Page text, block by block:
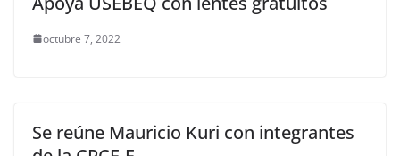
octubre 7, 2022
Se reúne Mauricio Kuri con integrantes